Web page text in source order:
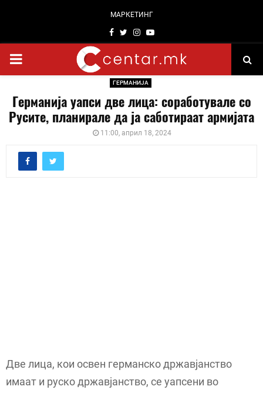
МАРКЕТИНГ
Facebook
TwitterInstagram
Youtube
PRIMARY
ГЕРМАНИЈА
Германија уапси две лица: соработувале со
Русите, планирале да ја саботираат армијата
11:00, април 18, 2024
Две лица, кои освен германско државјанство
имаат и руско државјанство, се уапсени во